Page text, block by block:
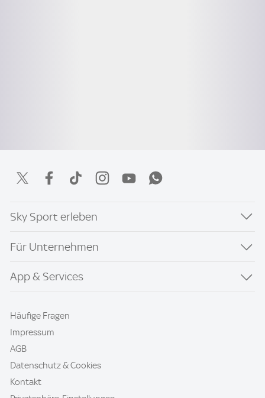
Sky Sport erleben
Für Unternehmen
App & Services
Häufige Fragen
Impressum
AGB
Datenschutz & Cookies
Kontakt